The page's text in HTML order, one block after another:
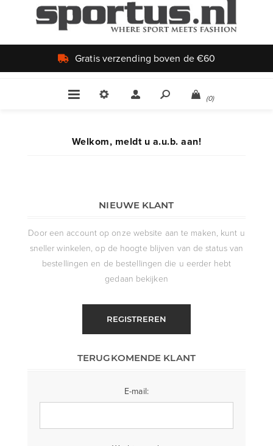
Gratis verzending boven de €60
(0)
Welkom, meldt u a.u.b. aan!
NIEUWE KLANT
Door een account op onze website aan te maken, kunt u
sneller winkelen, op de hoogte blijven van de status van
bestellingen en de bestellingen die u eerder hebt
gedaan bekijken
REGISTREREN
TERUGKOMENDE KLANT
E-mail: